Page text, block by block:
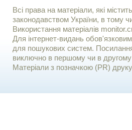
Всі права на матеріали, які
законодавством України, в тому
Використання матерiалiв
Для iнтернет-видань
для пошукових систем. Посилання
виключно в першому чи в другому
Матеріали з позначкою (PR)